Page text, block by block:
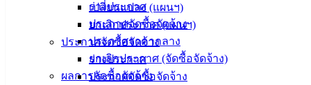
ร่างประกาศ
ประกาศจัดซื้อจัดจ้าง
ประกาศราคากลาง
ยกเลิกประกาศ (จัดซื้อจัดจ้าง)
ผลการจัดซื้อจัดจ้าง
เปลี่ยนแปลง (แผนฯ)
ยกเลิกประกาศ (แผนฯ)
ประกาศจัดซื้อจัดจ้าง
ร่างประกาศ
ประกาศจัดซื้อจัดจ้าง